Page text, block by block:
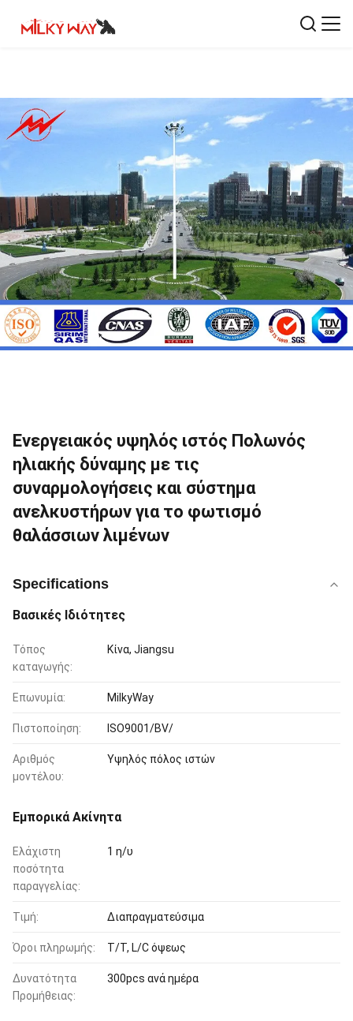
Ενεργειακός υψηλός ιστός Πολωνός
ηλιακής δύναμης με τις
συναρμολογήσεις και σύστημα
ανελκυστήρων για το φωτισμό
θαλάσσιων λιμένων
Specifications
Βασικές Ιδιότητες
Τόπος
καταγωγής:
Κίνα, Jiangsu
Επωνυμία: MilkyWay
Πιστοποίηση: ISO9001/BV/
Αριθμός
μοντέλου:
Υψηλός πόλος ιστών
Εμπορικά Ακίνητα
Ελάχιστη
ποσότητα
παραγγελίας:
1 η/υ
Τιμή: Διαπραγματεύσιμα
Όροι πληρωμής: T/T, L/C όψεως
Δυνατότητα
Προμήθειας:
300pcs ανά ημέρα